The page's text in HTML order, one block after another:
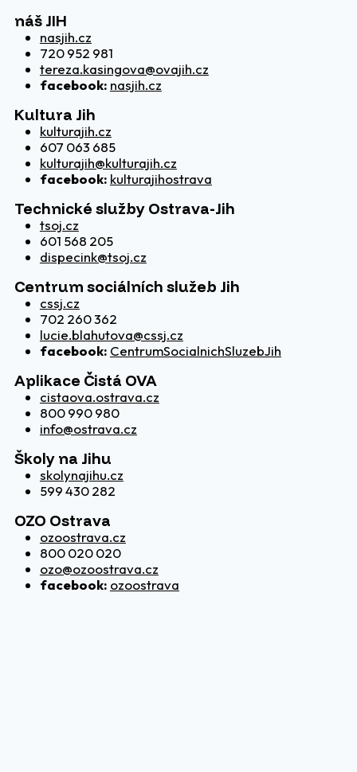
náš JIH
nasjih.cz
720 952 981
tereza.kasingova@ovajih.cz
facebook: nasjih.cz
Kultura Jih
kulturajih.cz
607 063 685
kulturajih@kulturajih.cz
facebook: kulturajihostrava
Technické služby Ostrava-Jih
tsoj.cz
601 568 205
dispecink@tsoj.cz
Centrum sociálních služeb Jih
cssj.cz
702 260 362
lucie.blahutova@cssj.cz
facebook: CentrumSocialnichSluzebJih
Aplikace Čistá OVA
cistaova.ostrava.cz
800 990 980
info@ostrava.cz
Školy na Jihu
skolynajihu.cz
599 430 282
OZO Ostrava
ozoostrava.cz
800 020 020
ozo@ozoostrava.cz
facebook: ozoostrava